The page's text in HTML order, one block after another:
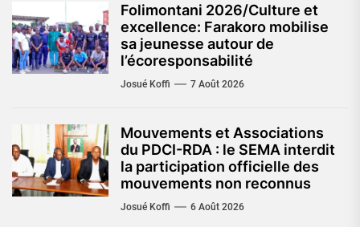
Folimontani 2026/Culture et
excellence: Farakoro mobilise
sa jeunesse autour de
l’écoresponsabilité
Josué Koffi 7 Août 2026
Mouvements et Associations
du PDCI-RDA : le SEMA interdit
la participation officielle des
mouvements non reconnus
Josué Koffi 6 Août 2026